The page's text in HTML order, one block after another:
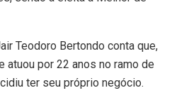
Teodoro Bertondo conta que,
atuou por 22 anos no ramo de
ter seu próprio negócio.